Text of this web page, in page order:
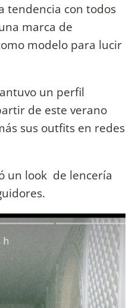
tendencia con todos
marca de
modelo para lucir
un perfil
de este verano
sus outfits en redes
un look de lencería